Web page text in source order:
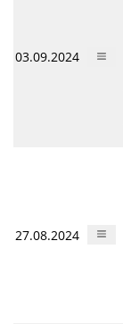
03.09.2024
27.08.2024